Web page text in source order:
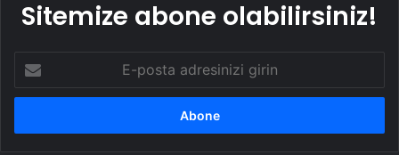
Sitemize abone olabilirsiniz!
posta
adresinizi